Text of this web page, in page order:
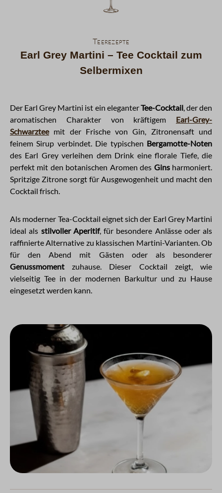
Teerezepte
Earl Grey Martini – Tee Cocktail zum
Selbermixen
Der Earl Grey Martini ist ein eleganterTee-Cocktail, der den
aromatischen Charakter von kräftigem Earl-Grey-
Schwarzteemit der Frische von Gin, Zitronensaft und
feinem Sirup verbindet. Die typischen Bergamotte-Noten
des Earl Grey verleihen dem Drink eine florale Tiefe, die
perfekt mit den botanischen Aromen des Gins harmoniert.
Spritzige Zitrone sorgt für Ausgewogenheit und macht den
Cocktail frisch.
Als moderner Tea-Cocktail eignet sich der Earl Grey Martini
ideal als stilvoller Aperitif, für besondere Anlässe oder als
raffinierte Alternative zu klassischen Martini-Varianten. Ob
für den Abend mit Gästen oder als besonderer
Genussmoment zuhause. Dieser Cocktail zeigt, wie
vielseitig Tee in der modernen Barkultur und zu Hause
eingesetzt werden kann.